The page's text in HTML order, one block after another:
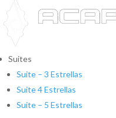
Suites
Suite – 3 Estrellas
Suite 4 Estrellas
Suite – 5 Estrellas